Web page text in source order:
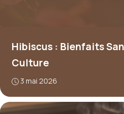
Hibiscus : Bienfaits
Culture
3 mai 2026